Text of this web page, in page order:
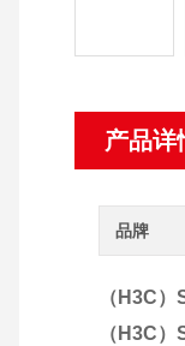
产品详
品牌
（H3C
（H3C